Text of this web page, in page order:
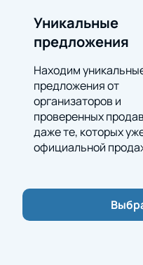
актерской игры,
музыкального
Приятного просмотра!
Билеты по доступной
купить у нас на
способ оплаты и
заказ. Всего 2-3
продумывать наряд, в
театр.
Уникальные
предложения
Находим
предложения от
организаторов и
проверенных
даже те, которых
официальной